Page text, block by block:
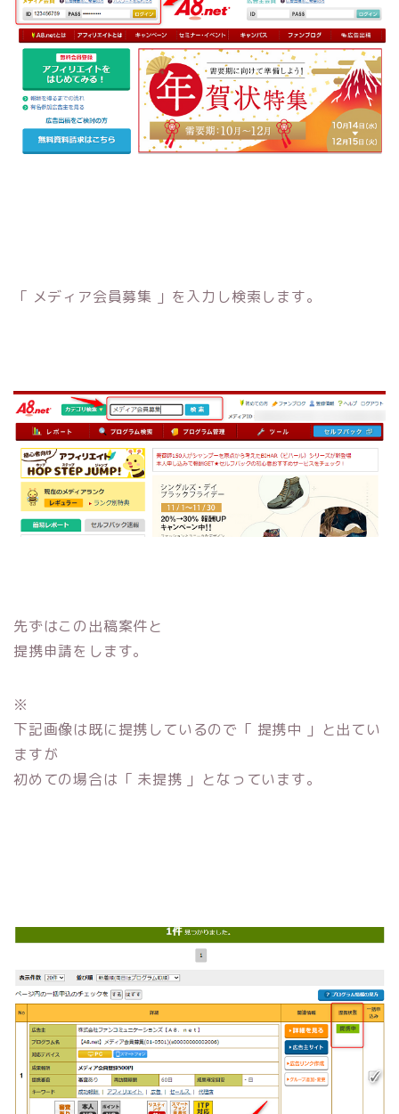
「 メディア会員募集 」を入力し検索します。
先ずはこの出稿案件と
提携申請をします。
※
下記画像は既に提携しているので「 提携中 」と出てい
ますが
初めての場合は「 未提携 」となっています。